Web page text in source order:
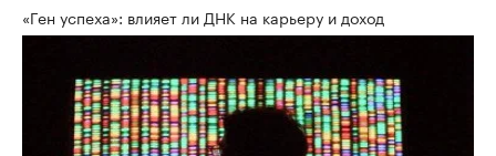
«Ген успеха»: влияет ли ДНК на карьеру и доход